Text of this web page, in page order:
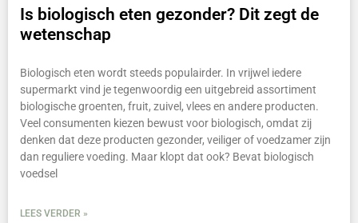
Is biologisch eten gezonder? Dit zegt de
wetenschap
Biologisch eten wordt steeds populairder. In vrijwel iedere
supermarkt vind je tegenwoordig een uitgebreid assortiment
biologische groenten, fruit, zuivel, vlees en andere producten.
Veel consumenten kiezen bewust voor biologisch, omdat zij
denken dat deze producten gezonder, veiliger of voedzamer zijn
dan reguliere voeding. Maar klopt dat ook? Bevat biologisch
voedsel
LEES VERDER »